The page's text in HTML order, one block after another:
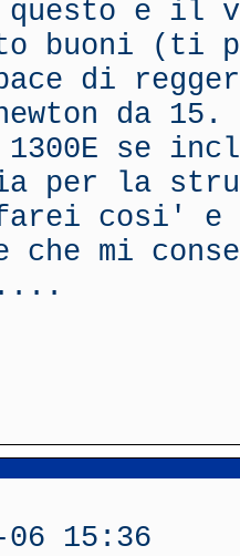
questo e
buoni (ti
di
da
se
per la
farei cosi' e
che mi
15:36